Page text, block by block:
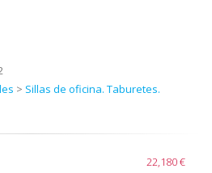
> Sillas de oficina. Taburetes.
22,180 €